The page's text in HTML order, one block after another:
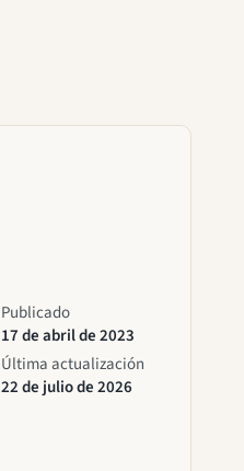
Publicado
17 de abril de 2023
Última actualización
22 de julio de 2026